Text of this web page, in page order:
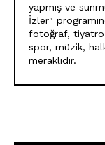
yapmış ve
İzler"
fotoğraf,
spor, müzik,
meraklıdır.